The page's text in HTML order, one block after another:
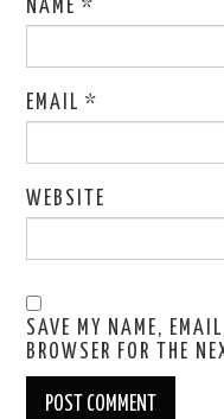
NAME*
EMAIL*
WEBSITE
SAVE MY NAME,
BROWSER FOR THE